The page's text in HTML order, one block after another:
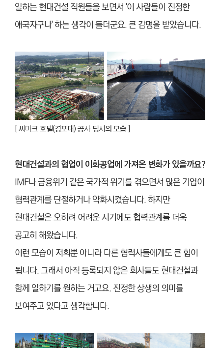
일하는 현대건설 직원들을 보면서 '이 사람들이 진정한
애국자구나' 하는 생각이 들더군요. 큰 감명을 받았습니다.
[ 씨마크 호텔(경포대) 공사 당시의 모습 ]
현대건설과의 협업이 이화공업에 가져온 변화가 있을까요?
IMF나 금융위기 같은 국가적 위기를 겪으면서 많은 기업이
협력관계를 단절하거나 약화시켰습니다. 하지만
현대건설은 오히려 어려운 시기에도 협력관계를 더욱
공고히 해왔습니다.
이런 모습이 저희뿐 아니라 다른 협력사들에게도 큰 힘이
됩니다. 그래서 아직 등록되지 않은 회사들도 현대건설과
함께 일하기를 원하는 거고요. 진정한 상생의 의미를
보여주고 있다고 생각합니다.